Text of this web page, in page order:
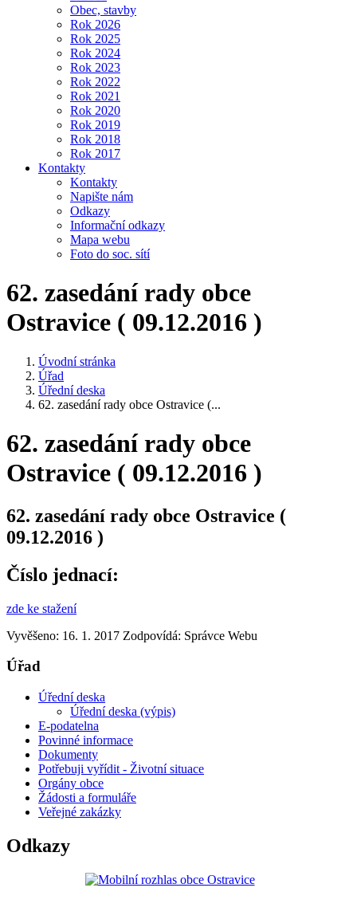
Obec, stavby
Rok 2026
Rok 2025
Rok 2024
Rok 2023
Rok 2022
Rok 2021
Rok 2020
Rok 2019
Rok 2018
Rok 2017
Kontakty
Kontakty
Napište nám
Odkazy
Informační odkazy
Mapa webu
Foto do soc. sítí
62. zasedání rady obce
Ostravice ( 09.12.2016 )
Úvodní stránka
Úřad
Úřední deska
62. zasedání rady obce Ostravice (...
62. zasedání rady obce
Ostravice ( 09.12.2016 )
62. zasedání rady obce Ostravice (
09.12.2016 )
Číslo jednací:
zde ke stažení
Vyvěšeno: 16. 1. 2017 Zodpovídá: Správce Webu
Úřad
Úřední deska
Úřední deska (výpis)
E-podatelna
Povinné informace
Dokumenty
Potřebuji vyřídit - Životní situace
Orgány obce
Žádosti a formuláře
Veřejné zakázky
Odkazy